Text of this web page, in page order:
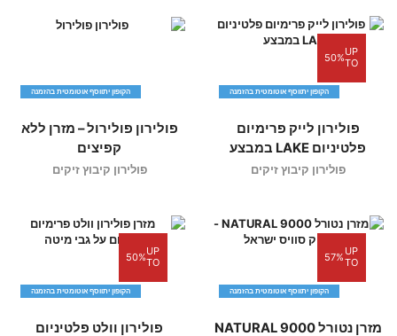
UP
TO
50%
הקופון יתווסף אוטומטית בהזמנה
פולירון לייק פרימיום
פלטיניום LAKE במבצע
פולירון קיבוץ זיקים
הקופון יתווסף אוטומטית בהזמנה
פולירון פולירול – מזרן ללא
קפיצים
פולירון קיבוץ זיקים
UP
TO
57%
הקופון יתווסף אוטומטית בהזמנה
מזרן נטורל 9000 NATURAL
UP
TO
50%
הקופון יתווסף אוטומטית בהזמנה
פולירון וולט פלטיניום